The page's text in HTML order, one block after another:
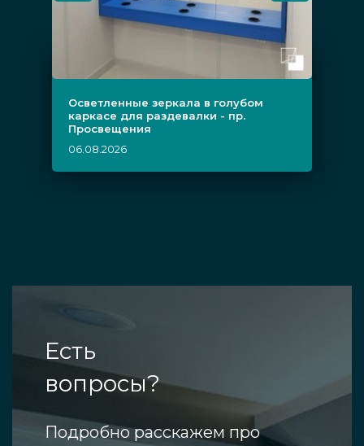
Осветленные зеркала в голубом
каркасе для раздевалки - пр.
Просвещения
06.08.2026
Есть
вопросы?
Подробно расскажем про